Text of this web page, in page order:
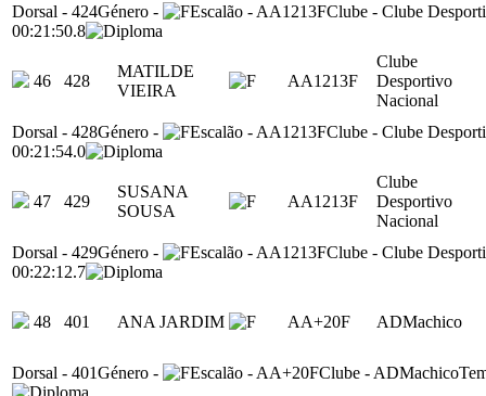
Dorsal - 424Género - Escalão - AA1213FClube - Clube
00:21:50.8
46 428
MATILDE
VIEIRA
AA1213F
Clube
Desportivo
Nacional
Dorsal - 428Género - Escalão - AA1213FClube - Clube
00:21:54.0
47 429
SUSANA
SOUSA
AA1213F
Clube
Desportivo
Nacional
Dorsal - 429Género - Escalão - AA1213FClube - Clube
00:22:12.7
48 401 ANA JARDIM AA+20F ADMachico
Dorsal - 401Género - Escalão - AA+20FClube - ADMachico